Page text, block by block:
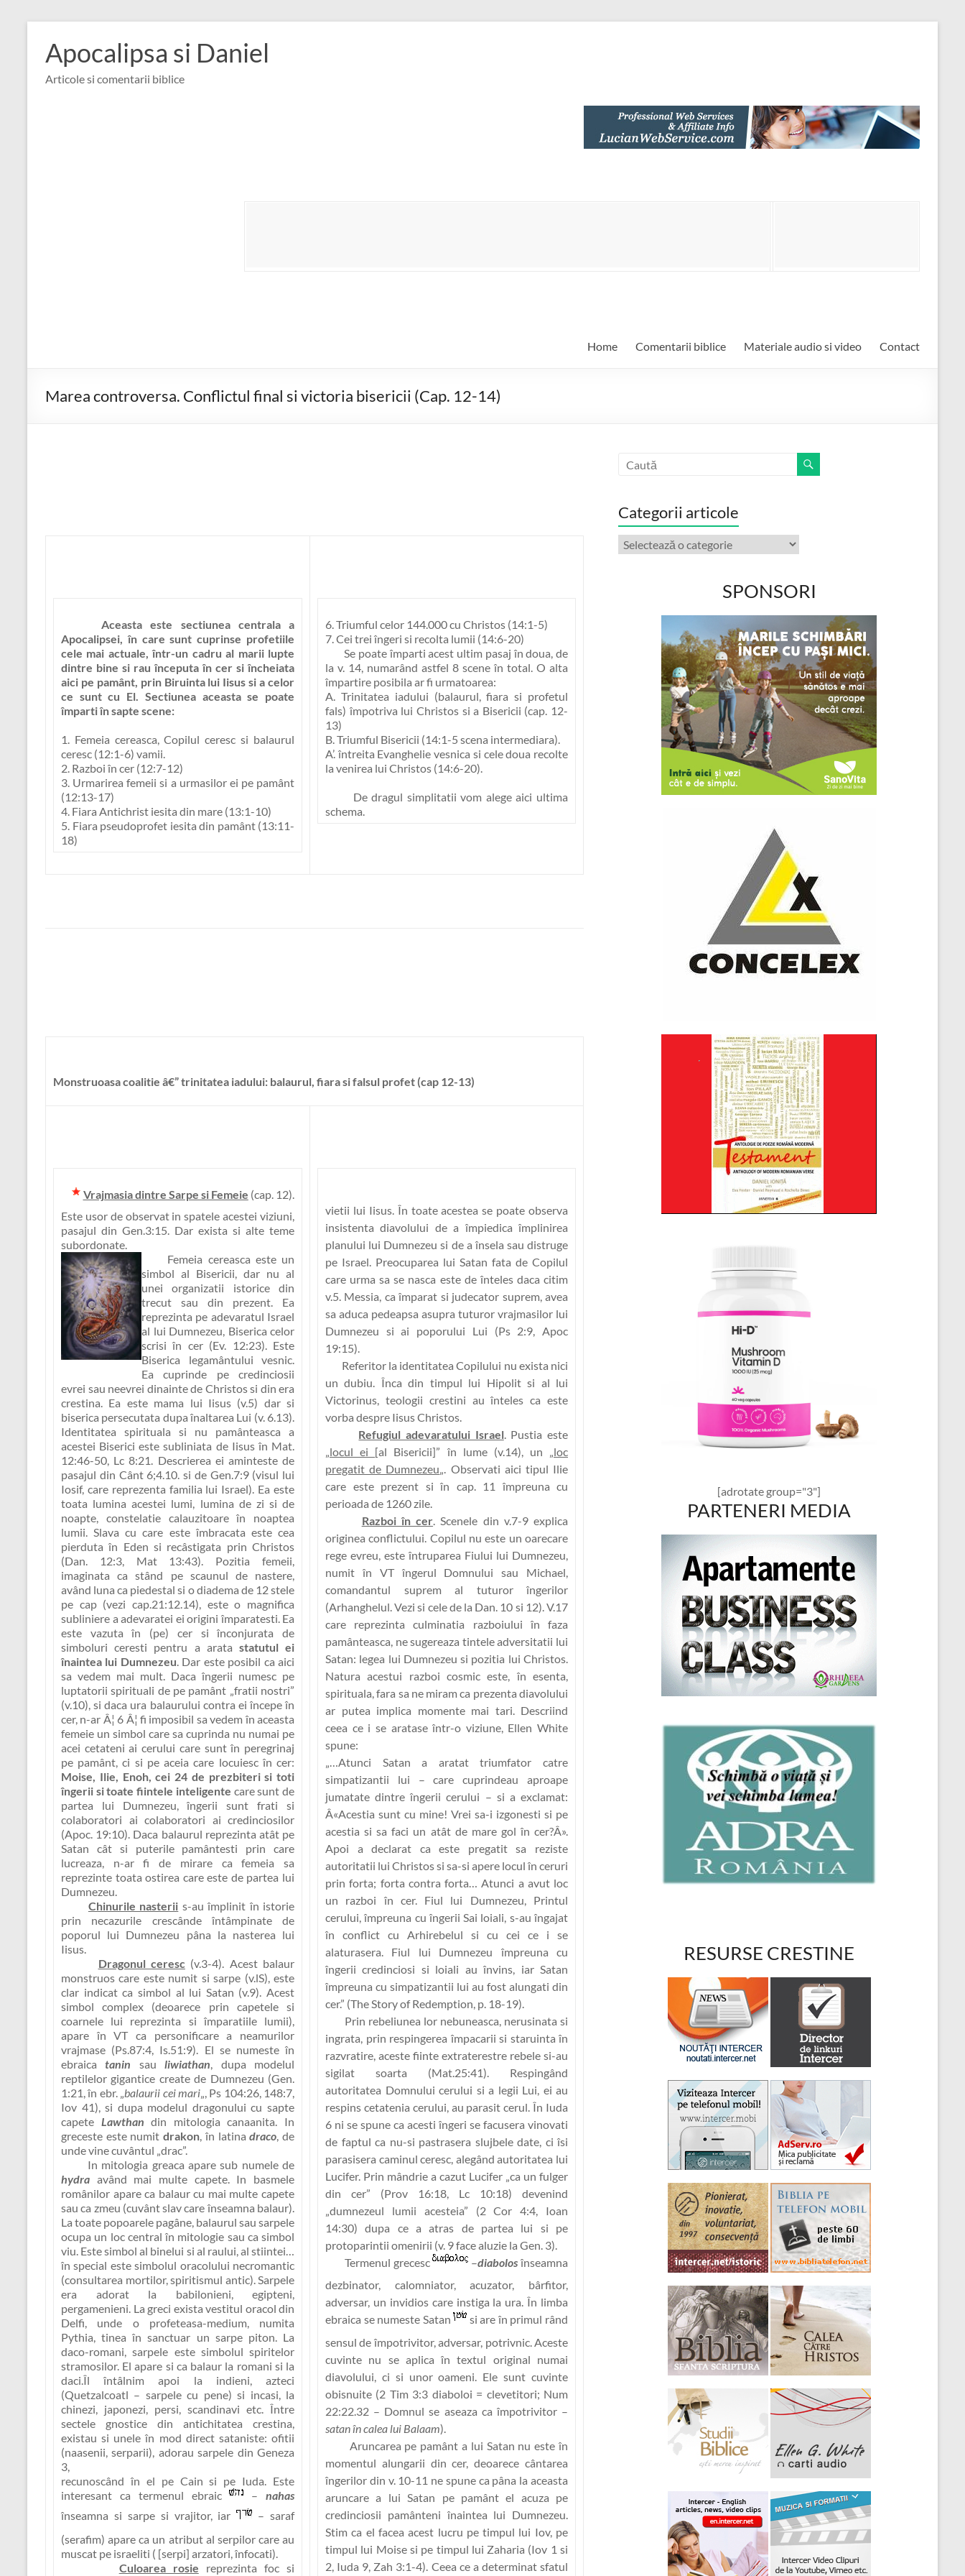
content
Apocalipsa si Daniel
Articole si comentarii biblice
Home Comentarii biblice Materiale audio si video Contact
Marea controversa. Conflictul final si victoria bisericii (Cap. 12-14)
Aceasta este sectiunea centrala a
Apocalipsei, în care sunt cuprinse profetiile
cele mai actuale, într-un cadru al marii lupte
dintre bine si rau începuta în cer si încheiata
aici pe pamânt, prin Biruinta lui Iisus si a celor
ce sunt cu El. Sectiunea aceasta se poate
împarti în sapte scene:
1. Femeia cereasca, Copilul ceresc si balaurul
ceresc (12:1-6) vamii.
2. Razboi în cer (12:7-12)
3. Urmarirea femeii si a urmasilor ei pe pamânt
(12:13-17)
4. Fiara Antichrist iesita din mare (13:1-10)
5. Fiara pseudoprofet iesita din pamânt (13:11-
18)
6. Triumful celor 144.000 cu Christos (14:1-5)
7. Cei trei îngeri si recolta lumii (14:6-20)
Se poate împarti acest ultim pasaj în doua, de
la v. 14, numarând astfel 8 scene în total. O alta
împartire posibila ar fi urmatoarea:
A. Trinitatea iadului (balaurul, fiara si profetul
fals) împotriva lui Christos si a Bisericii (cap. 12-
13)
B. Triumful Bisericii (14:1-5 scena intermediara).
A’. întreita Evanghelie vesnica si cele doua recolte
la venirea lui Christos (14:6-20).
De dragul simplitatii vom alege aici ultima
schema.
Monstruoasa coalitie â€” trinitatea iadului: balaurul, fiara si falsul profet (cap 12-13)
Vrajmasia dintre Sarpe si Femeie (cap. 12).
Este usor de observat in spatele acestei viziuni,
pasajul din Gen.3:15. Dar exista si alte teme
subordonate.
Femeia cereasca este un
simbol al Bisericii, dar nu al
unei organizatii istorice din
trecut sau din prezent. Ea
reprezinta pe adevaratul Israel
al lui Dumnezeu, Biserica celor
scrisi în cer(Ev. 12:23). Este
Biserica legamântului vesnic.
Ea cuprinde pe credinciosii
evrei sau neevrei dinainte de Christos si din era
crestina. Ea este mama lui Iisus (v.5) dar si
biserica persecutata dupa înaltarea Lui (v. 6.13).
Identitatea spirituala si nu pamânteasca a
acestei Biserici este subliniata de Iisus în Mat.
12:46-50, Lc 8:21. Descrierea ei aminteste de
pasajul din Cânt 6;4.10. si de Gen.7:9 (visul lui
Iosif, care reprezenta familia lui Israel). Ea este
toata lumina acestei lumi, lumina de zi si de
noapte, constelatie calauzitoare în noaptea
lumii. Slava cu care este îmbracata este cea
pierduta în Eden si recâstigata prin Christos
(Dan. 12:3, Mat 13:43). Pozitia femeii,
imaginata ca stând pe scaunul de nastere,
având luna ca piedestal si o diadema de 12 stele
pe cap (vezi cap.21:12.14), este o magnifica
subliniere a adevaratei ei origini împaratesti. Ea
este vazuta în (pe) cer si înconjurata de
simboluri ceresti pentru a arata statutul ei
înaintea lui Dumnezeu. Dar este posibil ca aici
sa vedem mai mult. Daca îngerii numesc pe
luptatorii spirituali de pe pamânt „fratii nostri”
(v.10), si daca ura balaurului contra ei începe în
cer, n-ar Â¦ 6 Â¦ fi imposibil sa vedem în aceasta
femeie un simbol care sa cuprinda nu numai pe
acei cetateni ai cerului care sunt în peregrinaj
pe pamânt, ci si pe aceia care locuiesc în cer:
Moise, Ilie, Enoh, cei 24 de prezbiteri si toti
îngerii si toate fiintele inteligente care sunt de
partea lui Dumnezeu, îngerii sunt frati si
colaboratori ai colaboratori ai credinciosilor
(Apoc. 19:10). Daca balaurul reprezinta atât pe
Satan cât si puterile pamântesti prin care
lucreaza, n-ar fi de mirare ca femeia sa
reprezinte toata ostirea care este de partea lui
Dumnezeu.
Chinurile nasterii s-au împlinit în istorie
prin necazurile crescânde întâmpinate de
poporul lui Dumnezeu pâna la nasterea lui
Iisus.
Dragonul ceresc(v.3-4). Acest balaur
monstruos care este numit si sarpe (v.lS), este
clar indicat ca simbol al lui Satan (v.9). Acest
simbol complex (deoarece prin capetele si
coarnele lui reprezinta si împaratiile lumii),
apare în VT ca personificare a neamurilor
vrajmase (Ps.87:4, Is.51:9). El se numeste în
ebraicatanin sauliwiathan, dupa modelul
reptilelor gigantice create de Dumnezeu (Gen.
1:21, în ebr. „balaurii cei mari„, Ps 104:26, 148:7,
Iov 41), si dupa modelul dragonului cu sapte
capete Lawthan din mitologia canaanita. In
greceste este numitdrakon, în latinadraco, de
unde vine cuvântul „drac”.
In mitologia greaca apare sub numele de
hydra având mai multe capete. In basmele
românilor apare ca balaur cu mai multe capete
sau ca zmeu (cuvânt slav care înseamna balaur).
La toate popoarele pagâne, balaurul sau sarpele
ocupa un loc central în mitologie sau ca simbol
viu. Este simbol al binelui si al raului, al stiintei…
în special este simbolul oracolului necromantic
(consultarea mortilor, spiritismul antic). Sarpele
era adorat la babilonieni, egipteni,
pergamenieni. La greci exista vestitul oracol din
Delfi, unde o profeteasa-medium, numita
Pythia, tinea în sanctuar un sarpe piton. La
daco-romani, sarpele este simbolul spiritelor
stramosilor. El apare si ca balaur la romani si la
daci.Îl întâlnim apoi la indieni, azteci
(Quetzalcoatl – sarpele cu pene) si incasi, la
chinezi, japonezi, persi, scandinavi etc. Între
sectele gnostice din antichitatea crestina,
existau si unele în mod direct sataniste: ofitii
(naasenii, serparii), adorau sarpele din Geneza
3,
recunoscând în el pe Cain si pe Iuda. Este
interesant ca termenul ebraic
–nahas
înseamna si sarpe si vrajitor, iar
– saraf
(serafim) apare ca un atribut al serpilor care au
muscat pe israeliti ( [serpi] arzatori, înfocati).
Culoarea rosie reprezinta foc si
vietii lui Iisus. În toate acestea se poate observa
insistenta diavolului de a împiedica împlinirea
planului lui Dumnezeu si de a însela sau distruge
pe Israel. Preocuparea lui Satan fata de Copilul
care urma sa se nasca este de înteles daca citim
v.5. Messia, ca împarat si judecator suprem, avea
sa aduca pedeapsa asupra tuturor vrajmasilor lui
Dumnezeu si ai poporului Lui (Ps 2:9, Apoc
19:15).
Referitor la identitatea Copilului nu exista nici
un dubiu. Înca din timpul lui Hipolit si al lui
Victorinus, teologii crestini au înteles ca este
vorba despre Iisus Christos.
Refugiul adevaratului Israel. Pustia este
„locul ei [al Bisericii]” în lume (v.14), un „loc
pregatit de Dumnezeu„. Observati aici tipul Ilie
care este prezent si în cap. 11 împreuna cu
perioada de 1260 zile.
Razboi în cer. Scenele din v.7-9 explica
originea conflictului. Copilul nu este un oarecare
rege evreu, este întruparea Fiului lui Dumnezeu,
numit în VT îngerul Domnului sau Michael,
comandantul suprem al tuturor îngerilor
(Arhanghelul. Vezi si cele de la Dan. 10 si 12). V.17
care reprezinta culminatia razboiului în faza
pamânteasca, ne sugereaza tintele adversitatii lui
Satan: legea lui Dumnezeu si pozitia lui Christos.
Natura acestui razboi cosmic este, în esenta,
spirituala, fara sa ne miram ca prezenta diavolului
ar putea implica momente mai tari. Descriind
ceea ce i se aratase într-o viziune, Ellen White
spune:
„…Atunci Satan a aratat triumfator catre
simpatizantii lui – care cuprindeau aproape
jumatate dintre îngerii cerului – si a exclamat:
Â«Acestia sunt cu mine! Vrei sa-i izgonesti si pe
acestia si sa faci un atât de mare gol în cer?Â».
Apoi a declarat ca este pregatit sa reziste
autoritatii lui Christos si sa-si apere locul în ceruri
prin forta; forta contra forta… Atunci a avut loc
un razboi în cer. Fiul lui Dumnezeu, Printul
cerului, împreuna cu îngerii Sai loiali, s-au îngajat
în conflict cu Arhirebelul si cu cei ce i se
alaturasera. Fiul lui Dumnezeu împreuna cu
îngerii credinciosi si loiali au învins, iar Satan
împreuna cu simpatizantii lui au fost alungati din
cer.” (The Story of Redemption, p. 18-19).
Prin rebeliunea lor nebuneasca, nerusinata si
ingrata, prin respingerea împacarii si staruinta în
razvratire, aceste fiinte extraterestre rebele si-au
sigilat soarta (Mat.25:41). Respingând
autoritatea Domnului cerului si a legii Lui, ei au
respins cetatenia cerului, au parasit cerul. În Iuda
6 ni se spune ca acesti îngeri se facusera vinovati
de faptul ca nu-si pastrasera slujbele date, ci îsi
parasisera caminul ceresc, alegând autoritatea lui
Lucifer. Prin mândrie a cazut Lucifer „ca un fulger
din cer” (Prov 16:18, Lc 10:18) devenind
„dumnezeul lumii acesteia” (2 Cor 4:4, Ioan
14:30) dupa ce a atras de partea lui si pe
protoparintii omenirii (v. 9 face aluzie la Gen. 3).
Termenul grecesc
–diabolos înseamna
dezbinator, calomniator, acuzator, bârfitor,
adversar, un invidios care instiga la ura. În limba
ebraica se numeste Satan
si are în primul rând
sensul de împotrivitor, adversar, potrivnic. Aceste
cuvinte nu se aplica în textul original numai
diavolului, ci si unor oameni. Ele sunt cuvinte
obisnuite (2 Tim 3:3 diaboloi = clevetitori; Num
22:22.32 – Domnul se aseaza ca împotrivitor –
satan în calea lui Balaam).
Aruncarea pe pamânt a lui Satan nu este în
momentul alungarii din cer, deoarece cântarea
îngerilor din v. 10-11 ne spune ca pâna la aceasta
aruncare a lui Satan pe pamânt el acuza pe
credinciosii pamânteni înaintea lui Dumnezeu.
Stim ca el facea acest lucru pe timpul lui Iov, pe
timpul lui Moise si pe timpul lui Zaharia (Iov 1 si
2, Iuda 9, Zah 3:1-4). Ceea ce a determinat sfatul
Categorii articole
Categorii
articole
SPONSORI
[adrotate group="3"]
PARTENERI MEDIA
RESURSE CRESTINE